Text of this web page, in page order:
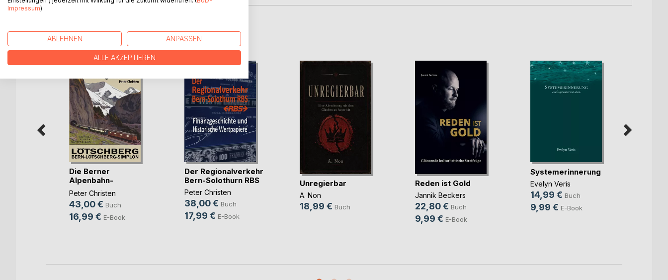
WEITERE TITEL BEIBoD
Die Berner
Alpenbahn-
Gesellschaft (...)
Peter Christen
43,00 € Buch
16,99 € E-Book
Der Regionalverkehr
Bern-Solothurn RBS
Peter Christen
38,00 € Buch
17,99 € E-Book
Unregierbar
A. Non
18,99 € Buch
Reden ist Gold
Jannik Beckers
22,80 € Buch
9,99 € E-Book
Systemerinnerung
Evelyn Veris
14,99 € Buch
9,99 € E-Book
Impressum)
ABLEHNEN ANPASSEN
ALLE AKZEPTIEREN